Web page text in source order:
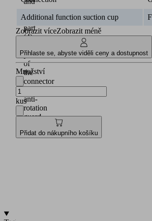
lower
part
(4)
part
of
the
connector
anti-
rotation
guard
part
Additional function suction cup
Zobrazit víceZobrazit méně
Přihlaste se, abyste viděli ceny a dostupnost
Množství
kus
Přidat do nákupního košíku